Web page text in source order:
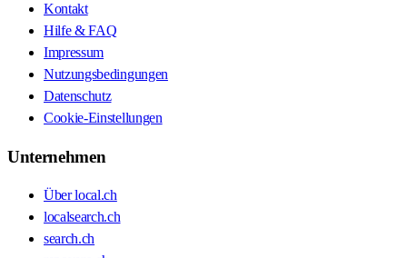
Kontakt
Hilfe & FAQ
Impressum
Nutzungsbedingungen
Datenschutz
Cookie-Einstellungen
Unternehmen
Über local.ch
localsearch.ch
search.ch